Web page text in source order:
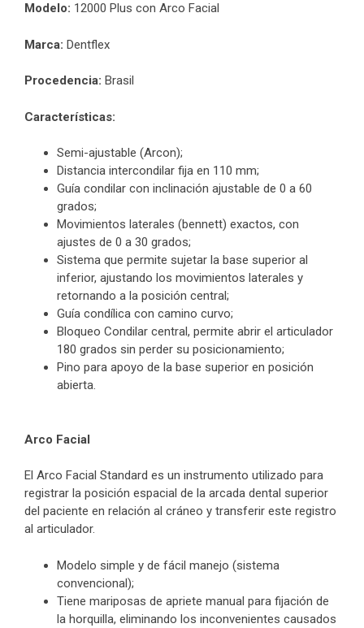
Modelo: 12000 Plus con Arco Facial
Marca: Dentflex
Procedencia: Brasil
Características:
Semi-ajustable (Arcon);
Distancia intercondilar fija en 110 mm;
Guía condilar con inclinación ajustable de 0 a 60
grados;
Movimientos laterales (bennett) exactos, con
ajustes de 0 a 30 grados;
Sistema que permite sujetar la base superior al
inferior, ajustando los movimientos laterales y
retornando a la posición central;
Guía condílica con camino curvo;
Bloqueo Condilar central, permite abrir el articulador
180 grados sin perder su posicionamiento;
Pino para apoyo de la base superior en posición
abierta.
Arco Facial
El Arco Facial Standard es un instrumento utilizado para
registrar la posición espacial de la arcada dental superior
del paciente en relación al cráneo y transferir este registro
al articulador.
Modelo simple y de fácil manejo (sistema
convencional);
Tiene mariposas de apriete manual para fijación de
la horquilla, eliminando los inconvenientes causados